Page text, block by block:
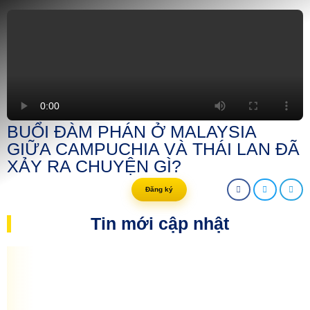
BUỔI ĐÀM PHÁN Ở MALAYSIA
GIỮA CAMPUCHIA VÀ THÁI LAN ĐÃ
XẢY RA CHUYỆN GÌ?
Đăng ký
Tin mới cập nhật